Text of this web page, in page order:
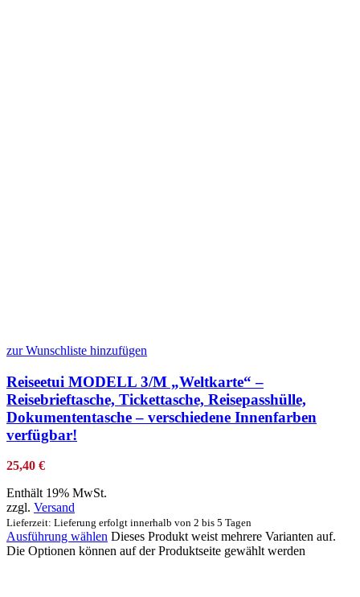
zur Wunschliste hinzufügen
Reiseetui MODELL 3/M „Weltkarte“ –
Reisebrieftasche, Tickettasche, Reisepasshülle,
Dokumententasche – verschiedene Innenfarben
verfügbar!
25,40 €
Enthält 19% MwSt.
zzgl. Versand
Lieferzeit: Lieferung erfolgt innerhalb von 2 bis 5 Tagen
Ausführung wählen Dieses Produkt weist mehrere Varianten auf.
Die Optionen können auf der Produktseite gewählt werden